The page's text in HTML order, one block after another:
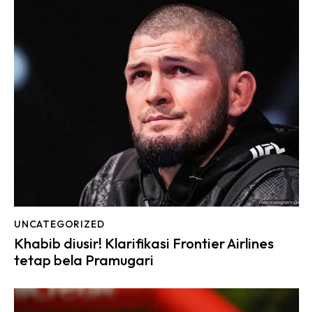
UNCATEGORIZED
Khabib diusir! Klarifikasi Frontier Airlines
tetap bela Pramugari